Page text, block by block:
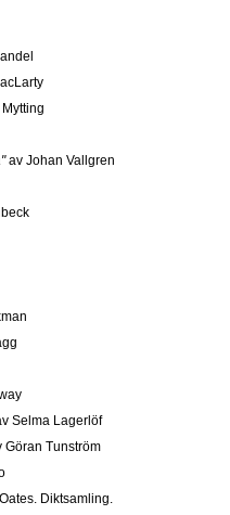
av Johan Vallgren
Selma Lagerlöf
Göran Tunström
Diktsamling.